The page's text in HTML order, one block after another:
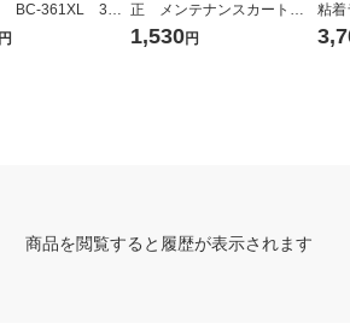
BC-361XL 3色
容量） （3726
円
正 メンテナンスカートリ
ッジ MC-G02（4589C00
1,530円
粘着
イト
商品を閲覧すると履歴が表示されます